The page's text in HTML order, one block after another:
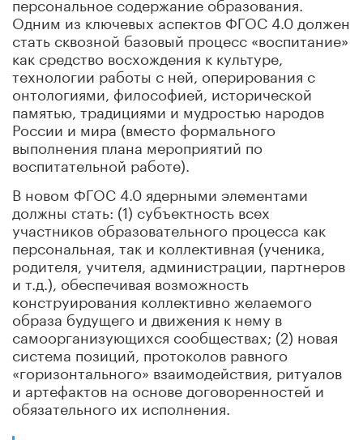
Одним из ключевых аспектов ФГОС 4.0 должен
стать сквозной базовый процесс «воспитание»
как средство восхождения к культуре,
технологии работы с ней, оперирования с
онтологиями, философией, исторической
памятью, традициями и мудростью народов
России и мира (вместо формального
выполнения плана мероприятий по
воспитательной работе).
В новом ФГОС 4.0 ядерными элементами
должны стать: (1) субъектность всех
участников образовательного процесса как
персональная, так и коллективная (ученика,
родителя, учителя, администрации, партнеров
и т.д.), обеспечивая возможность
конструирования коллективно желаемого
образа будущего и движения к нему в
самоорганизующихся сообществах; (2) новая
система позиций, протоколов равного
«горизонтального» взаимодействия, ритуалов
и артефактов на основе договоренностей и
обязательного их исполнения.